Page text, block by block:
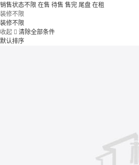
销售状态不限 在售 待售 售完 尾盘 在租
装修不限
装修不限
收起  清除全部条件
默认排序